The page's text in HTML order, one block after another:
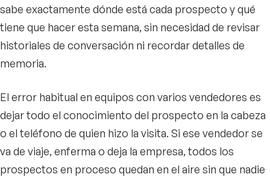
sabe exactamente dónde está cada prospecto y qué
tiene que hacer esta semana, sin necesidad de revisar
historiales de conversación ni recordar detalles de
memoria.
El error habitual en equipos con varios vendedores es
dejar todo el conocimiento del prospecto en la cabeza
o el teléfono de quien hizo la visita. Si ese vendedor se
va de viaje, enferma o deja la empresa, todos los
prospectos en proceso quedan en el aire sin que nadie